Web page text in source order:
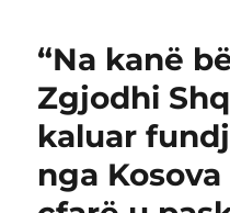
“Na kanë
Zgjodhi
kaluar
nga